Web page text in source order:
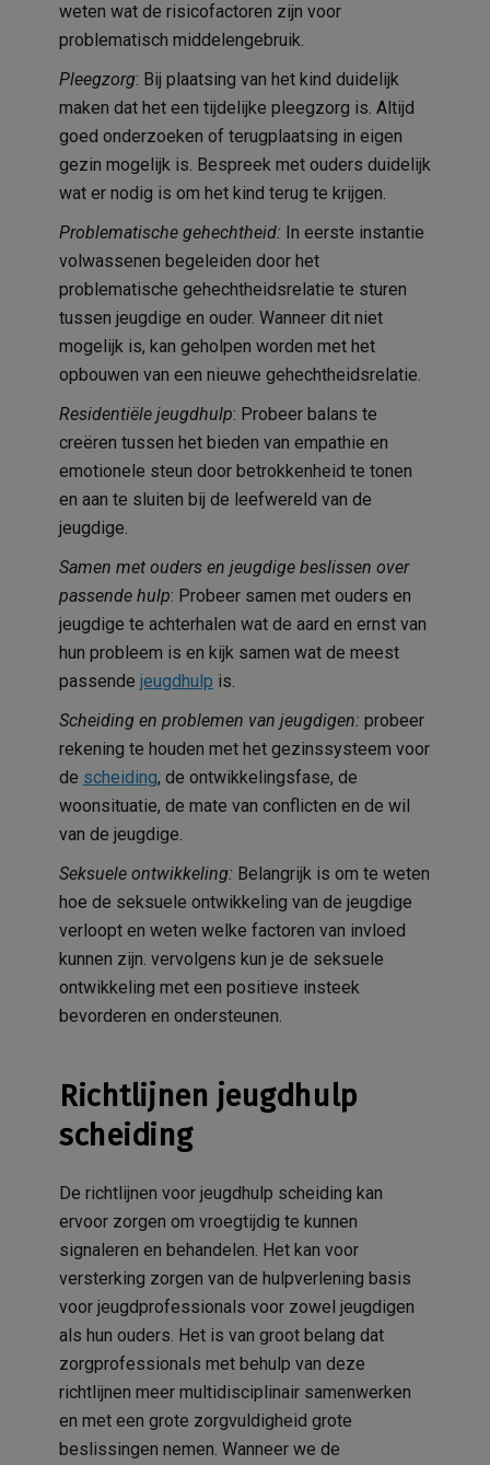
weten wat de risicofactoren zijn voor
problematisch middelengebruik.
Pleegzorg: Bij plaatsing van het kind duidelijk
maken dat het een tijdelijke pleegzorg is. Altijd
goed onderzoeken of terugplaatsing in eigen
gezin mogelijk is. Bespreek met ouders duidelijk
wat er nodig is om het kind terug te krijgen.
Problematische gehechtheid: In eerste instantie
volwassenen begeleiden door het
problematische gehechtheidsrelatie te sturen
tussen jeugdige en ouder. Wanneer dit niet
mogelijk is, kan geholpen worden met het
opbouwen van een nieuwe gehechtheidsrelatie.
Residentiële jeugdhulp: Probeer balans te
creëren tussen het bieden van empathie en
emotionele steun door betrokkenheid te tonen
en aan te sluiten bij de leefwereld van de
jeugdige.
Samen met ouders en jeugdige beslissen over
passende hulp: Probeer samen met ouders en
jeugdige te achterhalen wat de aard en ernst van
hun probleem is en kijk samen wat de meest
passende jeugdhulp is.
Scheiding en problemen van jeugdigen: probeer
rekening te houden met het gezinssysteem voor
de scheiding, de ontwikkelingsfase, de
woonsituatie, de mate van conflicten en de wil
van de jeugdige.
Seksuele ontwikkeling: Belangrijk is om te weten
hoe de seksuele ontwikkeling van de jeugdige
verloopt en weten welke factoren van invloed
kunnen zijn. vervolgens kun je de seksuele
ontwikkeling met een positieve insteek
bevorderen en ondersteunen.
Richtlijnen jeugdhulp
scheiding
De richtlijnen voor jeugdhulp scheiding kan
ervoor zorgen om vroegtijdig te kunnen
signaleren en behandelen. Het kan voor
versterking zorgen van de hulpverlening basis
voor jeugdprofessionals voor zowel jeugdigen
als hun ouders. Het is van groot belang dat
zorgprofessionals met behulp van deze
richtlijnen meer multidisciplinair samenwerken
en met een grote zorgvuldigheid grote
beslissingen nemen. Wanneer we de